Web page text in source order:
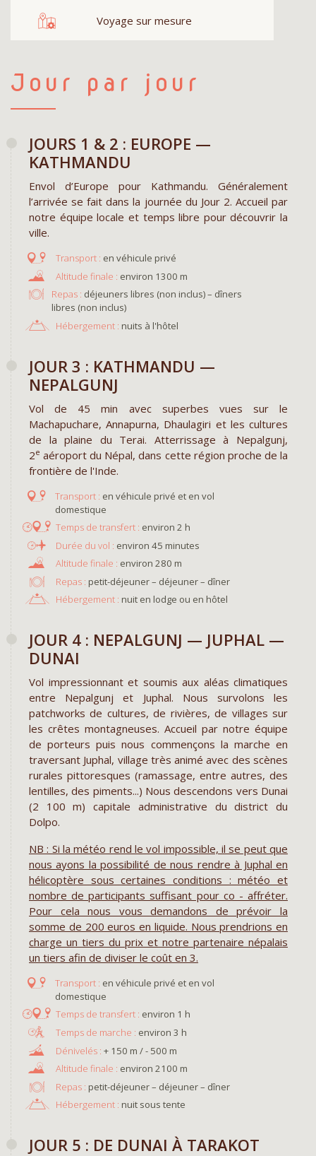
Voyage sur mesure
Jour par jour
JOURS 1 & 2 : EUROPE —
KATHMANDU
Envol d’Europe pour Kathmandu. Généralement
l’arrivée se fait dans la journée du Jour 2. Accueil par
notre équipe locale et temps libre pour découvrir la
ville.
en véhicule privé
environ 1300 m
Repas : déjeuners libres (non inclus) – dîners
libres (non inclus)
Hébergement : nuits à l'hôtel
JOUR 3 : KATHMANDU —
NEPALGUNJ
Vol de 45 min avec superbes vues sur le
Machapuchare, Annapurna, Dhaulagiri et les cultures
de la plaine du Terai. Atterrissage à Nepalgunj,
2e aéroport du Népal, dans cette région proche de la
frontière de l'Inde.
en véhicule privé et en vol
domestique
environ 2 h
environ 45 minutes
environ 280 m
Repas : petit-déjeuner – déjeuner – dîner
Hébergement : nuit en lodge ou en hôtel
JOUR 4 : NEPALGUNJ — JUPHAL —
DUNAI
Vol impressionnant et soumis aux aléas climatiques
entre Nepalgunj et Juphal. Nous survolons les
patchworks de cultures, de rivières, de villages sur
les crêtes montagneuses. Accueil par notre équipe
de porteurs puis nous commençons la marche en
traversant Juphal, village très animé avec des scènes
rurales pittoresques (ramassage, entre autres, des
lentilles, des piments...) Nous descendons vers Dunai
(2 100 m) capitale administrative du district du
Dolpo.
NB : Si la météo rend le vol impossible, il se peut que
nous ayons la possibilité de nous rendre à Juphal en
hélicoptère sous certaines conditions : météo et
nombre de participants suffisant pour co - affréter.
Pour cela nous vous demandons de prévoir la
somme de 200 euros en liquide. Nous prendrions en
charge un tiers du prix et notre partenaire népalais
un tiers afin de diviser le coût en 3.
en véhicule privé et en vol
domestique
environ 1 h
environ 3 h
+ 150 m / - 500 m
environ 2100 m
Repas : petit-déjeuner – déjeuner – dîner
Hébergement : nuit sous tente
JOUR 5 : DE DUNAI À TARAKOT